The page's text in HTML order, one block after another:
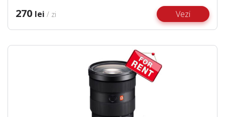
270 lei / zi Vezi